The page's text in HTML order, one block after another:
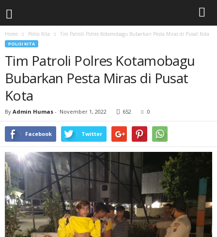
Home Polisi Kita Tim Patroli Polres Kotamobagu Bubarkan Pesta Miras di Pusat Kota
POLISI KITA
Tim Patroli Polres Kotamobagu
Bubarkan Pesta Miras di Pusat
Kota
By Admin Humas - November 1, 2022 652 0
Facebook Twitter